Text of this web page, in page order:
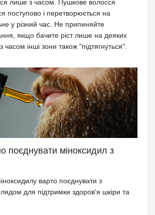
лише з часом. Пушкове волосся
поступово і перетворюється на
у різний час. Не припиняйте
якщо бачите ріст лише на деяких
часом інші зони також "підтягнуться".
поєднувати міноксидил з
варто поєднувати з
для підтримки здоров'я шкіри та